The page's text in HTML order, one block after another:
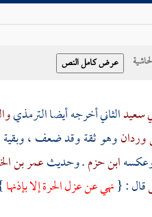
سعيدالثاني أخرجه أيضاالترمذي
وهو ثقة وقد ضعف ،
ابن حزم. وحديثعمر بن
قال : {نهي عن عزل الحرة إلا بإذنها